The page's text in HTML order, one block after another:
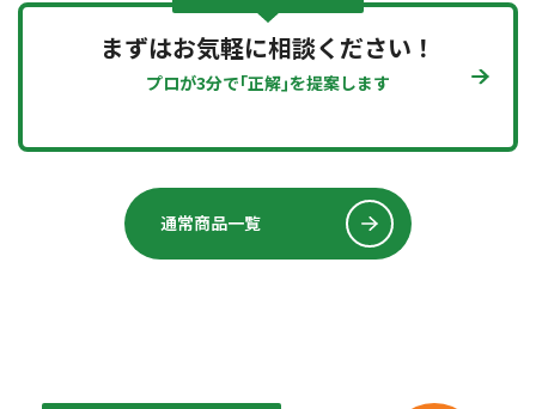
まずはお気軽に相談ください！
プロが3分で｢正解｣を提案します
通常商品一覧